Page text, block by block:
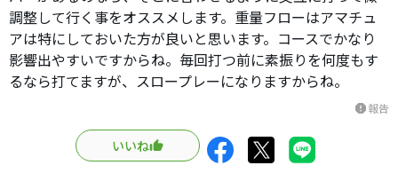
調整して行く事をオススメします。重量フローはアマチュ
アは特にしておいた方が良いと思います。コースでかなり
影響出やすいですからね。毎回打つ前に素振りを何度もす
るなら打てますが、スロープレーになりますからね。
report報告
いいね